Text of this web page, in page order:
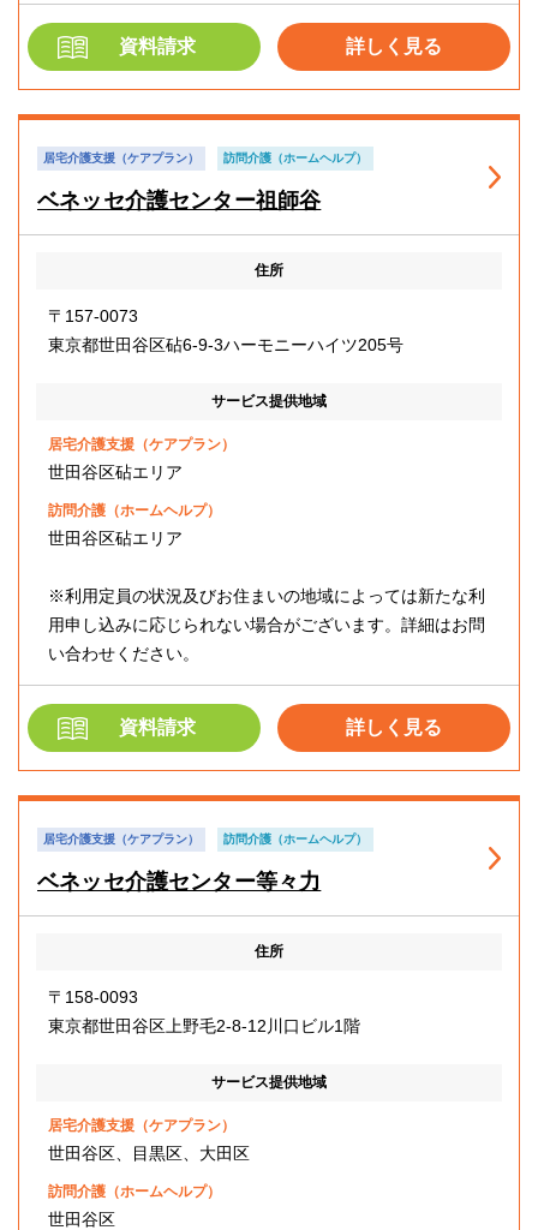
資料請求 詳しく見る
居宅介護支援（ケアプラン） 訪問介護（ホームヘルプ）
ベネッセ介護センター祖師谷
住所
〒157-0073
東京都世田谷区砧6-9-3ハーモニーハイツ205号
サービス提供地域
居宅介護支援（ケアプラン）
世田谷区砧エリア
訪問介護（ホームヘルプ）
世田谷区砧エリア
※利用定員の状況及びお住まいの地域によっては新たな利
用申し込みに応じられない場合がございます。詳細はお問
い合わせください。
資料請求 詳しく見る
居宅介護支援（ケアプラン） 訪問介護（ホームヘルプ）
ベネッセ介護センター等々力
住所
〒158-0093
東京都世田谷区上野毛2-8-12川口ビル1階
サービス提供地域
居宅介護支援（ケアプラン）
世田谷区、目黒区、大田区
訪問介護（ホームヘルプ）
世田谷区